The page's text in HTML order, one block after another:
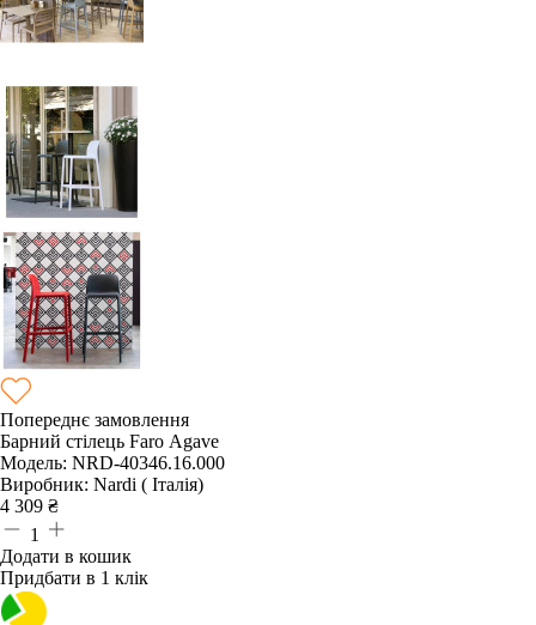
Попереднє замовлення
Барний стілець Faro Agave
Модель: NRD-40346.16.000
Виробник: Nardi ( Італія)
4 309 ₴
1
Додати в кошик
Придбати в 1 клік